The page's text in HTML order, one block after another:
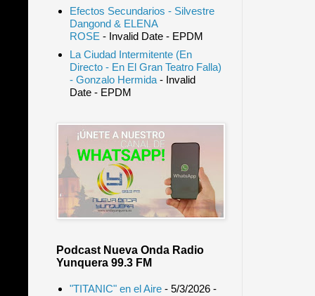
Efectos Secundarios - Silvestre
Dangond & ELENA
ROSE - Invalid Date- EPDM
La Ciudad Intermitente (En
Directo - En El Gran Teatro Falla)
- Gonzalo Hermida- Invalid
Date- EPDM
Podcast Nueva Onda Radio
Yunquera 99.3 FM
"TITANIC" en el Aire- 5/3/2026-